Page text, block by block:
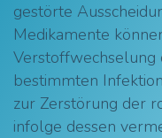
gestörte
Medikamente
Verstoffwechselung
bestimmten
zur Zerstörung der
infolge dessen